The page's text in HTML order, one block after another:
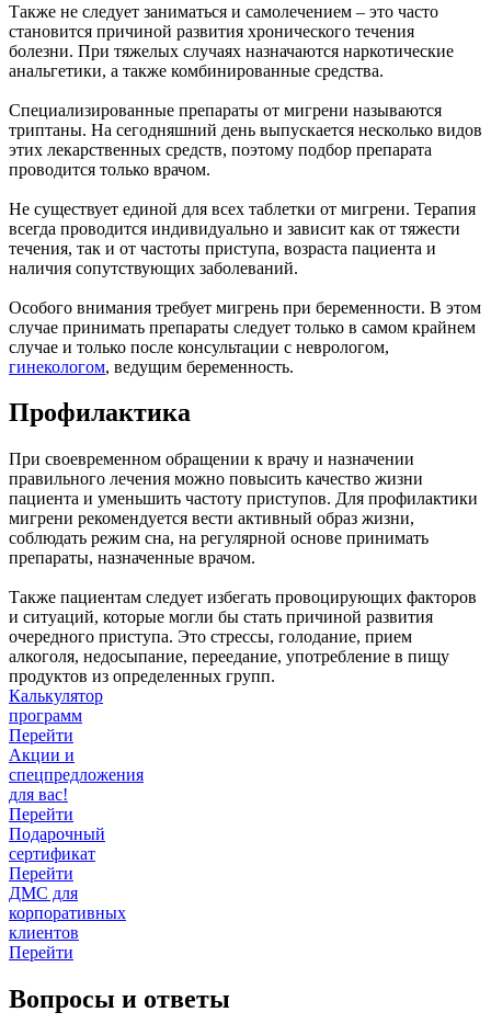
Также не следует заниматься и самолечением – это часто
становится причиной развития хронического течения
болезни. При тяжелых случаях назначаются наркотические
анальгетики, а также комбинированные средства.
Специализированные препараты от мигрени называются
триптаны. На сегодняшний день выпускается несколько видов
этих лекарственных средств, поэтому подбор препарата
проводится только врачом.
Не существует единой для всех таблетки от мигрени. Терапия
всегда проводится индивидуально и зависит как от тяжести
течения, так и от частоты приступа, возраста пациента и
наличия сопутствующих заболеваний.
Особого внимания требует мигрень при беременности. В этом
случае принимать препараты следует только в самом крайнем
случае и только после консультации с неврологом,
гинекологом, ведущим беременность.
Профилактика
При своевременном обращении к врачу и назначении
правильного лечения можно повысить качество жизни
пациента и уменьшить частоту приступов. Для профилактики
мигрени рекомендуется вести активный образ жизни,
соблюдать режим сна, на регулярной основе принимать
препараты, назначенные врачом.
Также пациентам следует избегать провоцирующих факторов
и ситуаций, которые могли бы стать причиной развития
очередного приступа. Это стрессы, голодание, прием
алкоголя, недосыпание, переедание, употребление в пищу
продуктов из определенных групп.
Калькулятор
программ
Перейти
Акции и
спецпредложения
для вас!
Перейти
Подарочный
сертификат
Перейти
ДМС для
корпоративных
клиентов
Перейти
Вопросы и ответы